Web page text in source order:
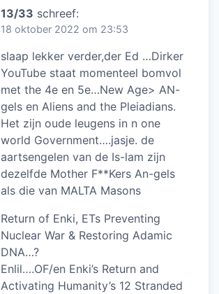
13/33 schreef:
18 oktober 2022 om 23:53
slaap lekker verder,der Ed …Dirker
YouTube staat momenteel bomvol
met the 4e en 5e…New Age> AN-
gels en Aliens and the Pleiadians.
Het zijn oude leugens in n one
world Government….jasje. de
aartsengelen van de Is-lam zijn
dezelfde Mother F**Kers An-gels
als die van MALTA Masons
Return of Enki, ETs Preventing
Nuclear War & Restoring Adamic
DNA…?
Enlil….OF/en Enki’s Return and
Activating Humanity’s 12 Stranded